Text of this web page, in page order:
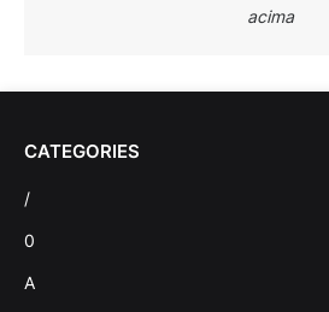
acima
CATEGORIES
/
0
A